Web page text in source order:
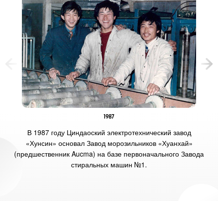
1987
В 1987 году Циндаоский электротехнический завод
«Хунсин» основал Завод морозильников «Хуанхай»
(предшественник Aucma) на базе первоначального Завода
стиральных машин №1.